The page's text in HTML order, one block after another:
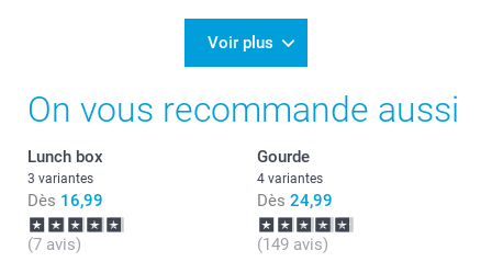
Julie@Smartphoto
Nous faisons de notre mieux pour offrir à nos
N’hésitez pas à retentez l’expérience :-)
Bien à vous,
Julie@Smartphoto
Voir plus
On vous recommande aussi
Lunch box
3 variantes
Dès 16,99
(7 avis)
Gourde
4 variantes
Dès 24,99
(149 avis)